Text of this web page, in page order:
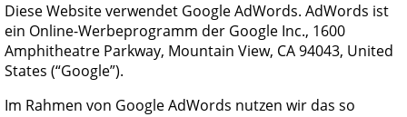
Diese Website verwendet Google AdWords. AdWords ist
ein Online-Werbeprogramm der Google Inc., 1600
Amphitheatre Parkway, Mountain View, CA 94043, United
States (“Google”).
Im Rahmen von Google AdWords nutzen wir das so